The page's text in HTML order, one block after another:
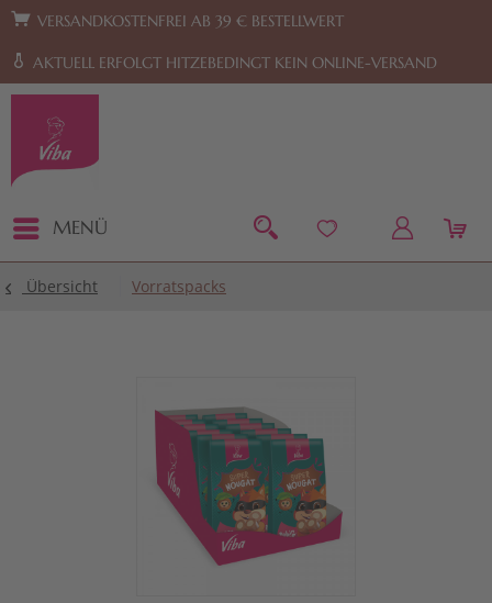
Zur Hauptnavigation springen Zum Footer springen
VERSANDKOSTENFREI AB 39 € BESTELLWERT
AKTUELL ERFOLGT HITZEBEDINGT KEIN ONLINE-VERSAND
MENÜ
Übersicht Vorratspacks